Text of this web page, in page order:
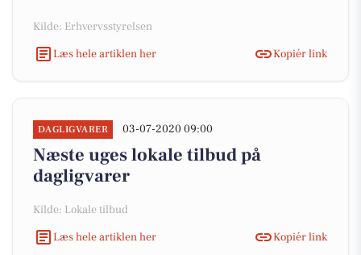
Kilde: Erhvervsstyrelsen
Læs hele artiklen her
Kopiér link
DAGLIGVARER 03-07-2020 09:00
Næste uges lokale tilbud på
dagligvarer
Kilde: Lokale tilbud
Læs hele artiklen her
Kopiér link